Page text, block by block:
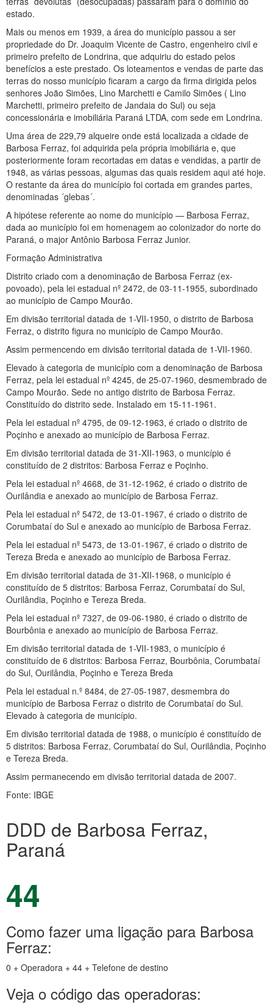
estado.
Mais ou menos em 1939, a área do município passou a ser
propriedade do Dr. Joaquim Vicente de Castro, engenheiro civil e
primeiro prefeito de Londrina, que adquiriu do estado pelos
benefícios a este prestado. Os loteamentos e vendas de parte das
terras do nosso município ficaram a cargo da firma dirigida pelos
senhores João Simões, Lino Marchetti e Camilo Simões ( Lino
Marchetti, primeiro prefeito de Jandaia do Sul) ou seja
concessionária e imobiliária Paraná LTDA, com sede em Londrina.
Uma área de 229,79 alqueire onde está localizada a cidade de
Barbosa Ferraz, foi adquirida pela própria imobiliária e, que
posteriormente foram recortadas em datas e vendidas, a partir de
1948, as várias pessoas, algumas das quais residem aqui até hoje.
O restante da área do município foi cortada em grandes partes,
denominadas ´glebas´.
A hipótese referente ao nome do município — Barbosa Ferraz,
dada ao município foi em homenagem ao colonizador do norte do
Paraná, o major Antônio Barbosa Ferraz Junior.
Formação Administrativa
Distrito criado com a denominação de Barbosa Ferraz (ex-
povoado), pela lei estadual nº 2472, de 03-11-1955, subordinado
ao município de Campo Mourão.
Em divisão territorial datada de 1-VII-1950, o distrito de Barbosa
Ferraz, o distrito figura no município de Campo Mourão.
Assim permencendo em divisão territorial datada de 1-VII-1960.
Elevado à categoria de município com a denominação de Barbosa
Ferraz, pela lei estadual nº 4245, de 25-07-1960, desmembrado de
Campo Mourão. Sede no antigo distrito de Barbosa Ferraz.
Constituído do distrito sede. Instalado em 15-11-1961.
Pela lei estadual nº 4795, de 09-12-1963, é criado o distrito de
Poçinho e anexado ao município de Barbosa Ferraz.
Em divisão territorial datada de 31-XII-1963, o município é
constituído de 2 distritos: Barbosa Ferraz e Poçinho.
Pela lei estadual nº 4668, de 31-12-1962, é criado o distrito de
Ourilândia e anexado ao município de Barbosa Ferraz.
Pela lei estadual nº 5472, de 13-01-1967, é criado o distrito de
Corumbataí do Sul e anexado ao município de Barbosa Ferraz.
Pela lei estadual nº 5473, de 13-01-1967, é criado o distrito de
Tereza Breda e anexado ao município de Barbosa Ferraz.
Em divisão territorial datada de 31-XII-1968, o município é
constituído de 5 distritos: Barbosa Ferraz, Corumbataí do Sul,
Ourilândia, Poçinho e Tereza Breda.
Pela lei estadual nº 7327, de 09-06-1980, é criado o distrito de
Bourbônia e anexado ao município de Barbosa Ferraz.
Em divisão territorial datada de 1-VII-1983, o município é
constituído de 6 distritos: Barbosa Ferraz, Bourbônia, Corumbataí
do Sul, Ourilândia, Poçinho e Tereza Breda
Pela lei estadual n.º 8484, de 27-05-1987, desmembra do
município de Barbosa Ferraz o distrito de Corumbataí do Sul.
Elevado à categoria de município.
Em divisão territorial datada de 1988, o município é constituído de
5 distritos: Barbosa Ferraz, Corumbataí do Sul, Ourilândia, Poçinho
e Tereza Breda.
Assim permanecendo em divisão territorial datada de 2007.
Fonte: IBGE
DDD de Barbosa Ferraz,
Paraná
44
Como fazer uma ligação para Barbosa
Ferraz:
0 + Operadora + 44 + Telefone de destino
Veja o código das operadoras: